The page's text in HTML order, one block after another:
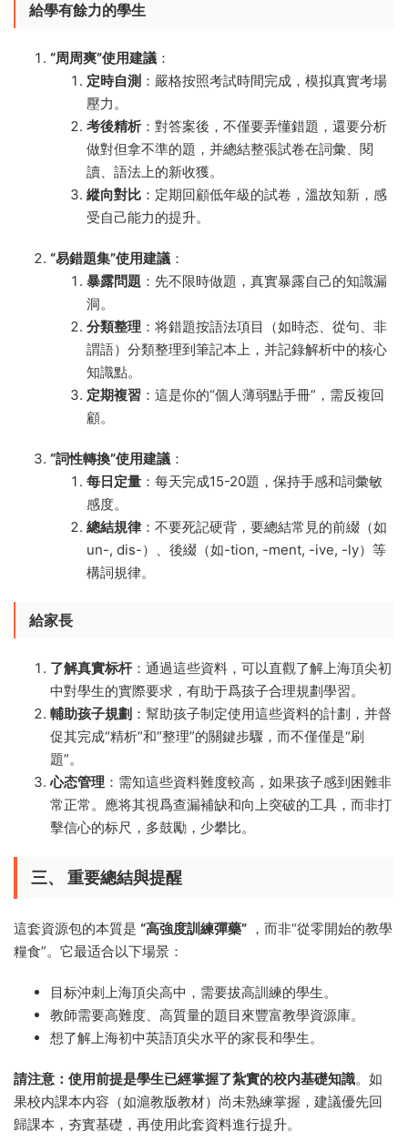
給學有餘力的學生
“周周爽”使用建議 ：
定時自測 ：嚴格按照考試時間完成，模拟真實考場
壓力。
考後精析 ：對答案後，不僅要弄懂錯題，還要分析
做對但拿不準的題，并總結整張試卷在詞彙、閱
讀、語法上的新收獲。
縱向對比 ：定期回顧低年級的試卷，溫故知新，感
受自己能力的提升。
“易錯題集”使用建議 ：
暴露問題 ：先不限時做題，真實暴露自己的知識漏
洞。
分類整理 ：将錯題按語法項目（如時态、從句、非
謂語）分類整理到筆記本上，并記錄解析中的核心
知識點。
定期複習 ：這是你的“個人薄弱點手冊”，需反複回
顧。
“詞性轉換”使用建議 ：
每日定量 ：每天完成15-20題，保持手感和詞彙敏
感度。
總結規律 ：不要死記硬背，要總結常見的前綴（如
un-, dis-）、後綴（如-tion, -ment, -ive, -ly）等
構詞規律。
給家長
了解真實标杆：通過這些資料，可以直觀了解上海頂尖初
中對學生的實際要求，有助于爲孩子合理規劃學習。
輔助孩子規劃 ：幫助孩子制定使用這些資料的計劃，并督
促其完成“精析”和“整理”的關鍵步驟，而不僅僅是“刷
題”。
心态管理 ：需知這些資料難度較高，如果孩子感到困難非
常正常。應将其視爲查漏補缺和向上突破的工具，而非打
擊信心的标尺，多鼓勵，少攀比。
三、 重要總結與提醒
這套資源包的本質是 “高強度訓練彈藥” ，而非“從零開始的教學
糧食”。它最适合以下場景：
目标沖刺上海頂尖高中，需要拔高訓練的學生。
教師需要高難度、高質量的題目來豐富教學資源庫。
想了解上海初中英語頂尖水平的家長和學生。
請注意：使用前提是學生已經掌握了紮實的校内基礎知識。如
果校内課本内容（如滬教版教材）尚未熟練掌握，建議優先回
歸課本，夯實基礎，再使用此套資料進行提升。